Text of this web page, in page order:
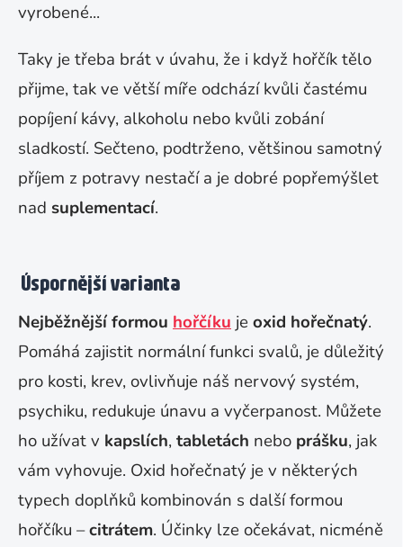
vyrobené...
Taky je třeba brát v úvahu, že i když hořčík tělo
přijme, tak ve větší míře odchází kvůli častému
popíjení kávy, alkoholu nebo kvůli zobání
sladkostí. Sečteno, podtrženo, většinou samotný
příjem z potravy nestačí a je dobré popřemýšlet
nad suplementací.
Úspornější varianta
Nejběžnější formou hořčíku je oxid hořečnatý.
Pomáhá zajistit normální funkci svalů, je důležitý
pro kosti, krev, ovlivňuje náš nervový systém,
psychiku, redukuje únavu a vyčerpanost. Můžete
ho užívat v kapslích,tabletách nebo prášku, jak
vám vyhovuje. Oxid hořečnatý je v některých
typech doplňků kombinován s další formou
hořčíku –citrátem. Účinky lze očekávat, nicméně